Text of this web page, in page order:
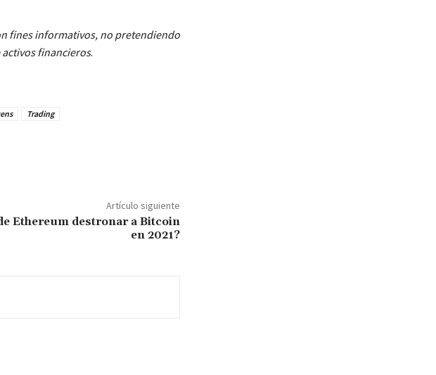
fines informativos, no pretendiendo
financieros.
Trading
Artículo siguiente
Ethereum destronar a Bitcoin
en 2021?